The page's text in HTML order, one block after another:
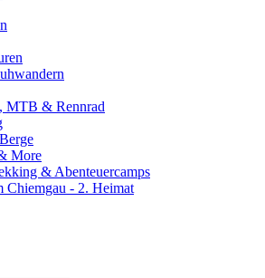
MTB & Rennrad
More
& Abenteuercamps
Chiemgau - 2. Heimat